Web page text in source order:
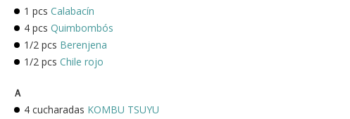
1 pcsCalabacín
4 pcsQuimbombós
1/2 pcs Berenjena
1/2 pcsChile rojo
Ａ
4 cucharadas KOMBU TSUYU